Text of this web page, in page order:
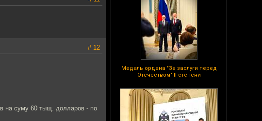
Медаль ордена "За заслуги перед
Отечеством" II степени
# 12
на суму 60 тыщ. долларов - по